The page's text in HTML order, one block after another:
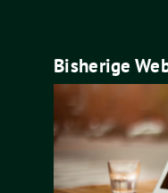
Bisherige